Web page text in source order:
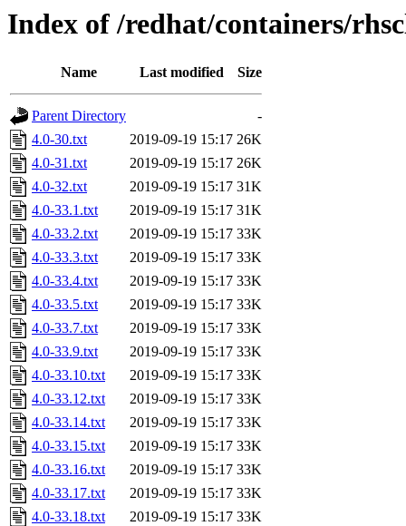
Index of /redhat/containers/
Name Last modified Size
Parent Directory
-
4.0-30.txt
2019-09-19 15:17 26K
4.0-31.txt
2019-09-19 15:17 26K
4.0-32.txt
2019-09-19 15:17 31K
4.0-33.1.txt
2019-09-19 15:17 31K
4.0-33.2.txt
2019-09-19 15:17 33K
4.0-33.3.txt
2019-09-19 15:17 33K
4.0-33.4.txt
2019-09-19 15:17 33K
4.0-33.5.txt
2019-09-19 15:17 33K
4.0-33.7.txt
2019-09-19 15:17 33K
4.0-33.9.txt
2019-09-19 15:17 33K
4.0-33.10.txt
2019-09-19 15:17 33K
4.0-33.12.txt
2019-09-19 15:17 33K
4.0-33.14.txt
2019-09-19 15:17 33K
4.0-33.15.txt
2019-09-19 15:17 33K
4.0-33.16.txt
2019-09-19 15:17 33K
4.0-33.17.txt
2019-09-19 15:17 33K
4.0-33.18.txt
2019-09-19 15:17 33K